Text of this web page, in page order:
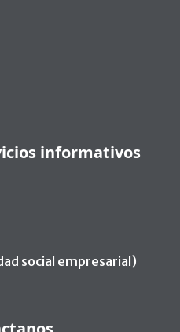
informativos
social empresarial)